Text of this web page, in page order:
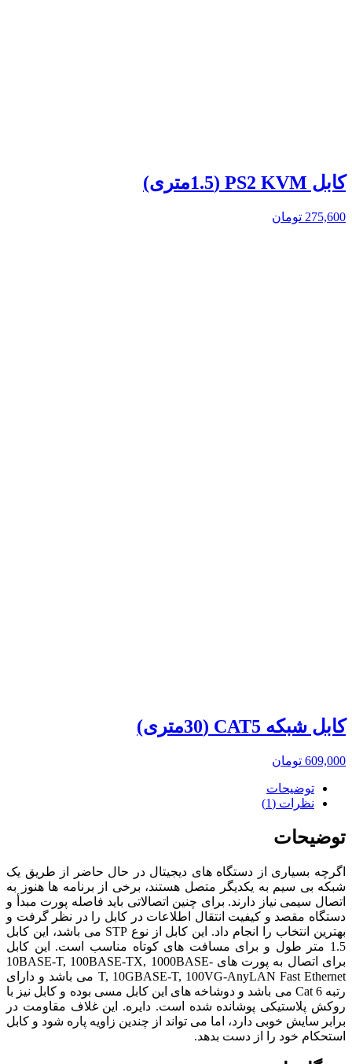
کابل PS2 KVM (1.5متری)
275,600 تومان
کابل شبکه CAT5 (30متری)
609,000 تومان
توضیحات
نظرات (1)
توضیحات
اگرچه بسیاری از دستگاه های دیجیتال در حال حاضر از طریق یک
شبکه بی سیم به یکدیگر متصل هستند، برخی از برنامه ها هنوز به
اتصال سیمی نیاز دارند. برای چنین اتصالاتی باید فاصله پورت مبدأ و
دستگاه مقصد و کیفیت انتقال اطلاعات در کابل را در نظر گرفت و
بهترین انتخاب را انجام داد. این کابل از نوع STP می باشد، این کابل
1.5 متر طول و برای مسافت های کوتاه مناسب است. این کابل
برای اتصال به پورت های 10BASE-T, 100BASE-TX, 1000BASE-
T, 10GBASE-T, 100VG-AnyLAN Fast Ethernet می باشد و دارای
رتبه Cat 6 می باشد و دوشاخه های این کابل مسی بوده و کابل نیز با
روکش پلاستیکی پوشانده شده است. دایره. این غلاف مقاومت در
برابر سایش خوبی دارد، اما می تواند از چندین زاویه پاره شود و کابل
استحکام خود را از دست بدهد.